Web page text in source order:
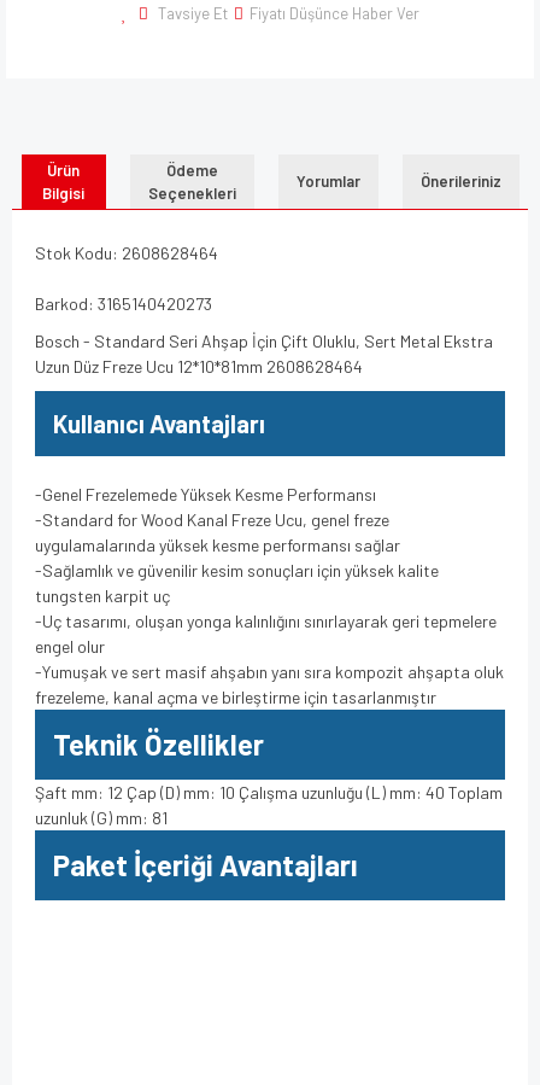
Tavsiye Et Fiyatı Düşünce Haber Ver
Ürün
Bilgisi
Ödeme
Seçenekleri
Yorumlar Önerileriniz
Stok Kodu: 2608628464
Barkod: 3165140420273
Bosch - Standard Seri Ahşap İçin Çift Oluklu, Sert Metal Ekstra
Uzun Düz Freze Ucu 12*10*81mm 2608628464
Kullanıcı Avantajları
-Genel Frezelemede Yüksek Kesme Performansı
-Standard for Wood Kanal Freze Ucu, genel freze
uygulamalarında yüksek kesme performansı sağlar
-Sağlamlık ve güvenilir kesim sonuçları için yüksek kalite
tungsten karpit uç
-Uç tasarımı, oluşan yonga kalınlığını sınırlayarak geri tepmelere
engel olur
-Yumuşak ve sert masif ahşabın yanı sıra kompozit ahşapta oluk
frezeleme, kanal açma ve birleştirme için tasarlanmıştır
Teknik Özellikler
Şaft mm: 12 Çap (D) mm: 10 Çalışma uzunluğu (L) mm: 40 Toplam
uzunluk (G) mm: 81
Paket İçeriği Avantajları